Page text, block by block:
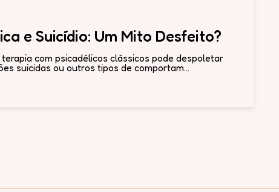
e Suicídio: Um Mito Desfeito?
com psicadélicos clássicos pode despoletar
suicidas ou outros tipos de comportam...